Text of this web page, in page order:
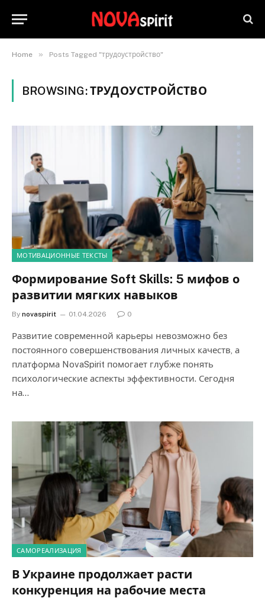
Home » Posts Tagged "трудоустройство"
BROWSING:ТРУДОУСТРОЙСТВО
МОТИВАЦИОННЫЕ ТЕКСТЫ
Формирование Soft Skills: 5 мифов о
развитии мягких навыков
By novaspirit 01.04.2026 0
Развитие современной карьеры невозможно без
постоянного совершенствования личных качеств, а
платформа NovaSpirit помогает глубже понять
психологические аспекты эффективности. Сегодня
на…
САМОРЕАЛИЗАЦИЯ
В Украине продолжает расти
конкуренция на рабочие места